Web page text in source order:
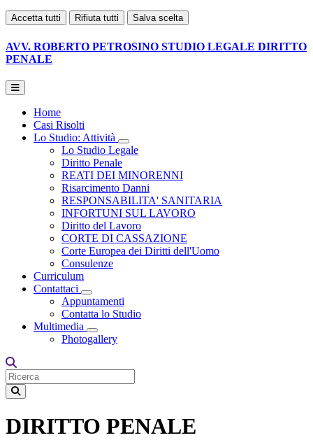
Accetta tutti Rifiuta tutti Salva scelta
AVV. ROBERTO PETROSINO STUDIO LEGALE DIRITTO
PENALE
Home
Casi Risolti
Lo Studio: Attività
Toggle Dropdown
Lo Studio Legale
Diritto Penale
REATI DEI MINORENNI
Risarcimento Danni
RESPONSABILITA' SANITARIA
INFORTUNI SUL LAVORO
Diritto del Lavoro
CORTE DI CASSAZIONE
Corte Europea dei Diritti dell'Uomo
Consulenze
Curriculum
Contattaci
Toggle Dropdown
Appuntamenti
Contatta lo Studio
Multimedia
Toggle Dropdown
Photogallery
DIRITTO PENALE